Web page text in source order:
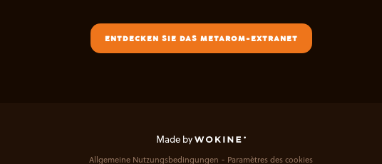
ENTDECKEN SIE DAS METAROM-EXTRANET
Made by
Allgemeine Nutzungsbedingungen Paramètres des cookies